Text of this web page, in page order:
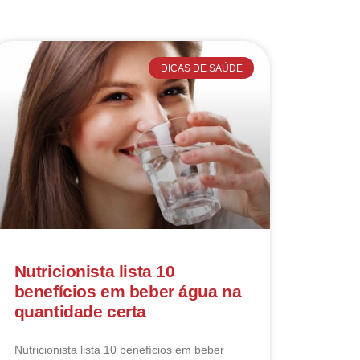
DICAS DE SAÚDE
Nutricionista lista 10
benefícios em beber água na
quantidade certa
Nutricionista lista 10 benefícios em beber